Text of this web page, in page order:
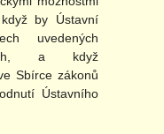
by Ústavní
uvedených
a když
Sbírce zákonů
Ústavního